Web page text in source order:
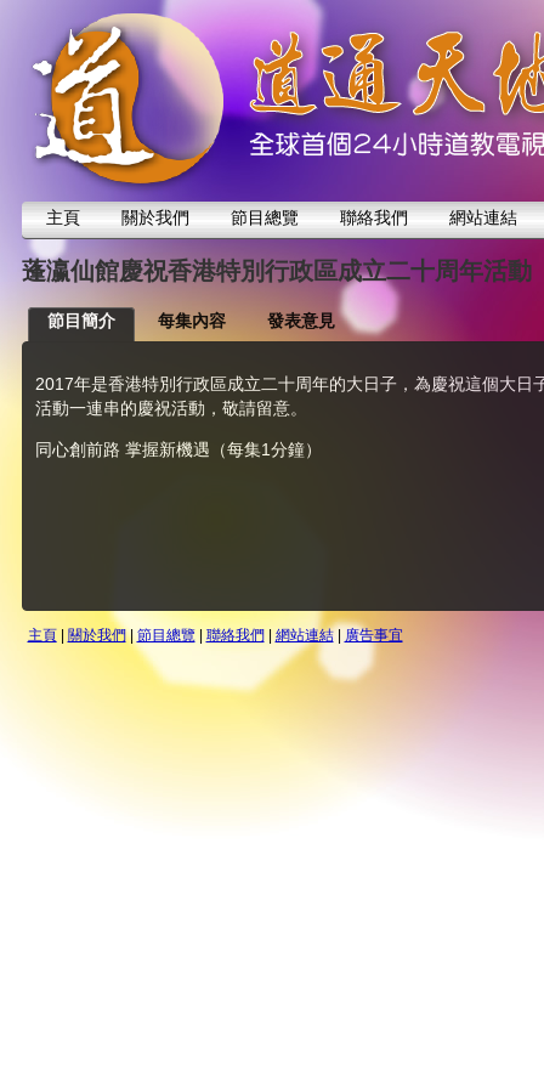
主頁 關於我們 節目總覽 聯絡我們 網站連結
蓬瀛仙館慶祝香港特別行政區成立二十周年活動
節目簡介 每集內容 發表意見
2017年是香港特別行政區成立二十周年的大日子，為慶祝這個大
活動一連串的慶祝活動，敬請留意。
同心創前路 掌握新機遇（每集1分鐘）
主頁| 關於我們| 節目總覽| 聯絡我們| 網站連結| 廣告事宜